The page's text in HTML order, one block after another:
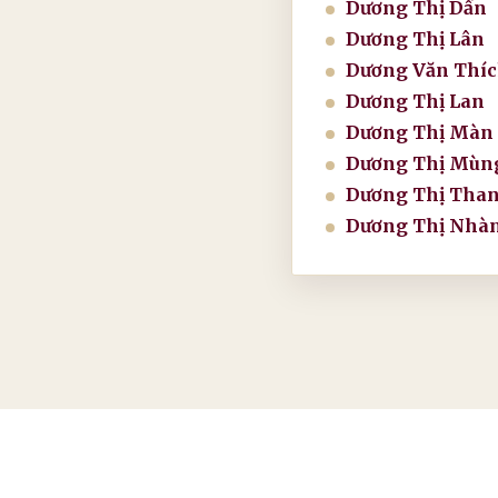
Dương Thị Dần
Dương Thị Lân
Dương Văn
Dương Thị Lan
Dương Thị Màn
Dương Thị
Dương Thị
Dương Thị